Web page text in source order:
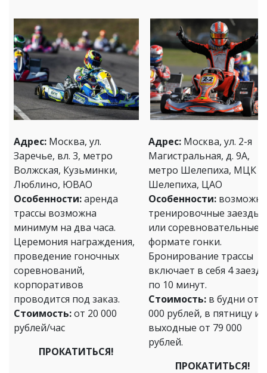
Адрес: Москва, ул.
Заречье, вл. 3, метро
Волжская, Кузьминки,
Люблино, ЮВАО
Особенности:аренда
трассы возможна
минимум на два часа.
Церемония награждения,
проведение гоночных
соревнований,
корпоративов
проводится под заказ.
Стоимость:от 20 000
рублей/час
ПРОКАТИТЬСЯ!
Адрес: Москва, ул. 2-я
Магистральная, д. 9А,
метро Шелепиха, МЦК
Шелепиха, ЦАО
Особенности:
тренировочные заезды
или соревновательные в
формате гонки.
Бронирование трассы
включает в себя 4 заезда
по 10 минут.
Стоимость: в будни от
000 рублей, в пятницу и
выходные от 79 000
рублей.
ПРОКАТИТЬСЯ!